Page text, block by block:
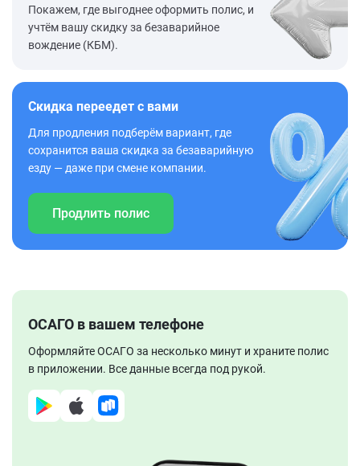
Покажем, где выгоднее оформить полис, и
учтём вашу скидку за безаварийное
вождение (КБМ).
Скидка переедет с вами
Для продления подберём вариант, где
сохранится ваша скидка за безаварийную
езду — даже при смене компании.
Продлить полис
ОСАГО в вашем телефоне
Оформляйте ОСАГО за несколько минут и храните полис
в приложении. Все данные всегда под рукой.